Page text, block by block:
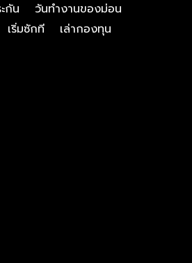
กัน
วันทำงานของม่อน
เริ่มซักที
เล่ากองทุน